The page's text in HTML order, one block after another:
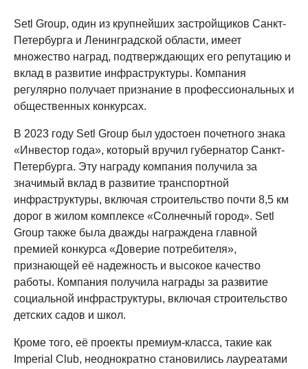
Setl Group, один из крупнейших застройщиков Санкт-
Петербурга и Ленинградской области, имеет
множество наград, подтверждающих его репутацию и
вклад в развитие инфраструктуры. Компания
регулярно получает признание в профессиональных и
общественных конкурсах.
В 2023 году Setl Group был удостоен почетного знака
«Инвестор года», который вручил губернатор Санкт-
Петербурга. Эту награду компания получила за
значимый вклад в развитие транспортной
инфраструктуры, включая строительство почти 8,5 км
дорог в жилом комплексе «Солнечный город»​. Setl
Group также была дважды награждена главной
премией конкурса «Доверие потребителя»,
признающей её надежность и высокое качество
работы. Компания получила награды за развитие
социальной инфраструктуры, включая строительство
детских садов и школ​.
Кроме того, её проекты премиум-класса, такие как
Imperial Club, неоднократно становились лауреатами